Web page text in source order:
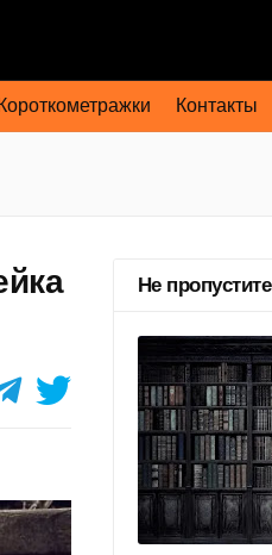
Короткометражки Контакты
Не пропустите